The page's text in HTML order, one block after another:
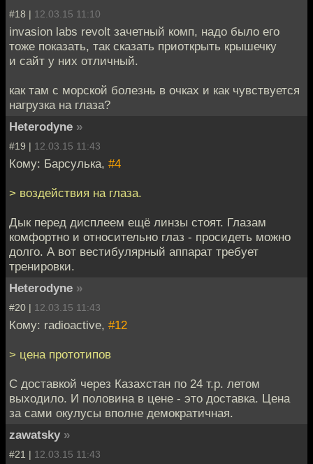
#18 | 12.03.15 11:10
invasion labs revolt зачетный комп, надо было его
тоже показать, так сказать приоткрыть крышечку
и сайт у них отличный.
как там с морской болезнь в очках и как чувствуется
нагрузка на глаза?
Heterodyne »
#19 | 12.03.15 11:43
Кому: Барсулька, #4
> воздействия на глаза.
Дык перед дисплеем ещё линзы стоят. Глазам
комфортно и относительно глаз - просидеть можно
долго. А вот вестибулярный аппарат требует
тренировки.
Heterodyne »
#20 | 12.03.15 11:43
Кому: radioactive, #12
> цена прототипов
С доставкой через Казахстан по 24 т.р. летом
выходило. И половина в цене - это доставка. Цена
за сами окулусы вполне демократичная.
zawatsky »
#21 | 12.03.15 11:43